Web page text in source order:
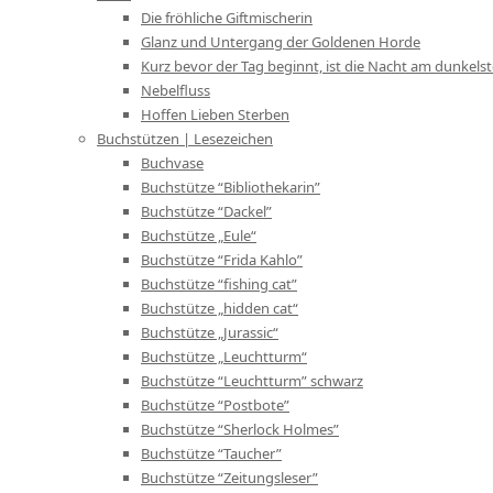
Die fröhliche Giftmischerin
Glanz und Untergang der Goldenen Horde
Kurz bevor der Tag beginnt, ist die Nacht am
Nebelfluss
Hoffen Lieben Sterben
Buchstützen | Lesezeichen
Buchvase
Buchstütze “Bibliothekarin”
Buchstütze “Dackel”
Buchstütze „Eule“
Buchstütze “Frida Kahlo”
Buchstütze “fishing cat”
Buchstütze „hidden cat“
Buchstütze „Jurassic“
Buchstütze „Leuchtturm“
Buchstütze “Leuchtturm” schwarz
Buchstütze “Postbote”
Buchstütze “Sherlock Holmes”
Buchstütze “Taucher”
Buchstütze “Zeitungsleser”